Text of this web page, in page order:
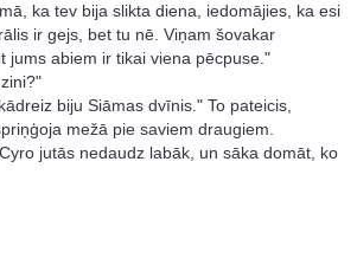
ka tev bija slikta diena, iedomājies, ka esi
ir gejs, bet tu nē. Viņam šovakar
jums abiem ir tikai viena pēcpuse."
biju Siāmas dvīnis." To pateicis,
mežā pie saviem draugiem.
jutās nedaudz labāk, un sāka domāt, ko